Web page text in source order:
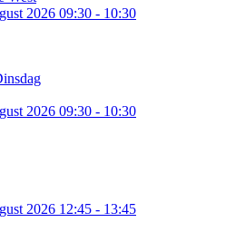
2026 09:30 - 10:30
2026 09:30 - 10:30
2026 12:45 - 13:45